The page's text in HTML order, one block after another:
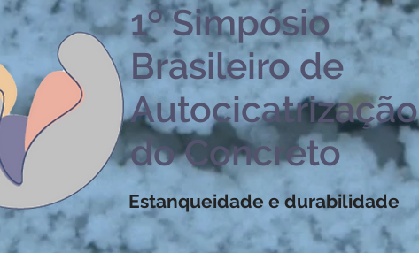
1º Simpósio
Brasileiro de
Autocicatrização
do Concreto
Estanqueidade e durabilidade